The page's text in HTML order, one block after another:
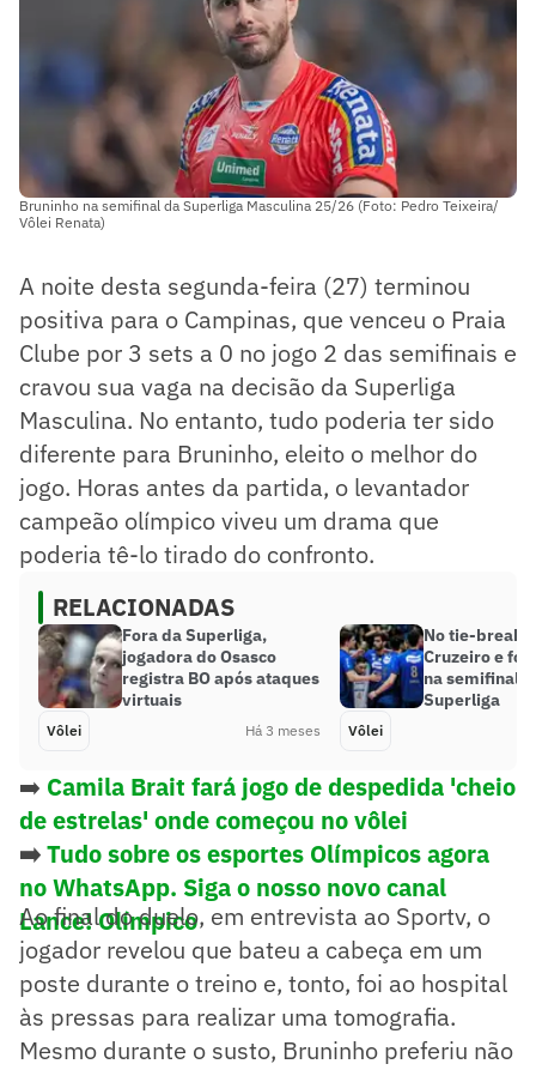
Bruninho na semifinal da Superliga Masculina 25/26 (Foto: Pedro Teixeira/
Vôlei Renata)
A noite desta segunda-feira (27) terminou
positiva para o Campinas, que venceu o Praia
Clube por 3 sets a 0 no jogo 2 das semifinais e
cravou sua vaga na decisão da Superliga
Masculina. No entanto, tudo poderia ter sido
diferente para Bruninho, eleito o melhor do
jogo. Horas antes da partida, o levantador
campeão olímpico viveu um drama que
poderia tê-lo tirado do confronto.
RELACIONADAS
Fora da Superliga,
jogadora do Osasco
registra BO após ataques
virtuais
Vôlei Há 3 meses
No tie-break,
Cruzeiro e
na semifinal
Superliga
Vôlei
➡️ Camila Brait fará jogo de despedida 'cheio
de estrelas' onde começou no vôlei
➡️Tudo sobre os esportes Olímpicos agora
no WhatsApp. Siga o nosso novo canal
Lance! Olímpico
Ao final do duelo, em entrevista ao Sportv, o
jogador revelou que bateu a cabeça em um
poste durante o treino e, tonto, foi ao hospital
às pressas para realizar uma tomografia.
Mesmo durante o susto, Bruninho preferiu não